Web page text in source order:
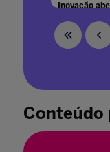
Inovação
30 out. 2024
Conteúdo